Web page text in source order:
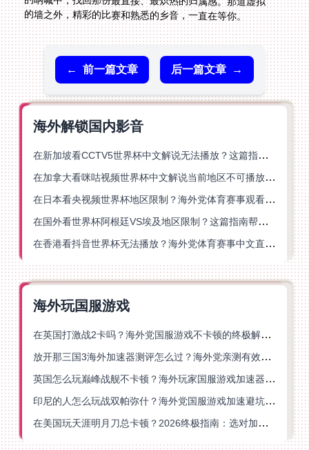
的墙之外，精彩的比赛和熟悉的乡音，一直在等你。
← 前一篇文章 后一篇文章 →
海外解锁国内影音
在新加坡看CCTV5世界杯中文解说无法播放？这篇指南帮你解锁海外体育直播自由
在加拿大看咪咕视频世界杯中文解说当前地区不可播放？这篇指南帮你一键解决
在日本看央视频世界杯地区限制？海外党体育赛事观看终极指南
在国外看世界杯阿根廷VS埃及地区限制？这篇指南帮你搞定中文直播+解说
在香港看抖音世界杯无法播放？海外党体育赛事中文直播终极指南
海外玩国服游戏
在英国打激战2卡吗？海外党国服游戏不卡顿的终极解决方案
放开那三国3海外加速器测评怎么过？海外党亲测有效的国服游戏加速指南
英国怎么玩巅峰战舰不卡顿？海外玩家国服游戏加速器终极指南
印尼的人怎么玩战双帕弥什？海外党国服游戏加速避坑指南
在美国玩天涯明月刀总卡顿？2026终极指南：选对加速器让你丝滑连招